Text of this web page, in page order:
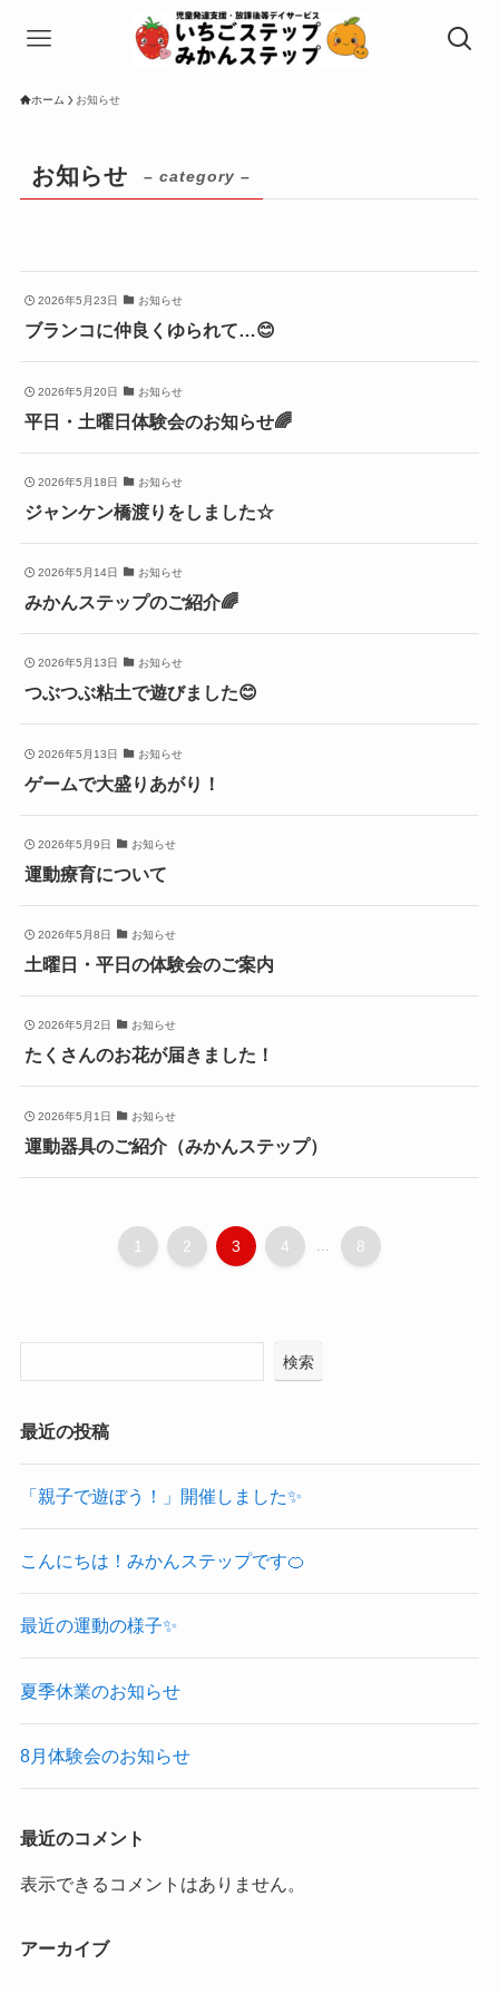
ホーム お知らせ
お知らせ – category –
2026年5月23日 お知らせ
ブランコに仲良くゆられて…😊
2026年5月20日 お知らせ
平日・土曜日体験会のお知らせ🌈
2026年5月18日 お知らせ
ジャンケン橋渡りをしました☆
2026年5月14日 お知らせ
みかんステップのご紹介🌈
2026年5月13日 お知らせ
つぶつぶ粘土で遊びました😊
2026年5月13日 お知らせ
ゲームで大盛りあがり！
2026年5月9日 お知らせ
運動療育について
2026年5月8日 お知らせ
土曜日・平日の体験会のご案内
2026年5月2日 お知らせ
たくさんのお花が届きました！
2026年5月1日 お知らせ
運動器具のご紹介（みかんステップ）
1 2 3 4 8
検索
最近の投稿
「親子で遊ぼう！」開催しました✨
こんにちは！みかんステップです🍊
最近の運動の様子✨
夏季休業のお知らせ
8月体験会のお知らせ
最近のコメント
表示できるコメントはありません。
アーカイブ